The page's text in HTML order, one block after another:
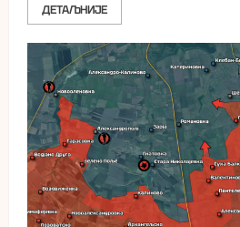
ДЕТАЉНИЈЕ